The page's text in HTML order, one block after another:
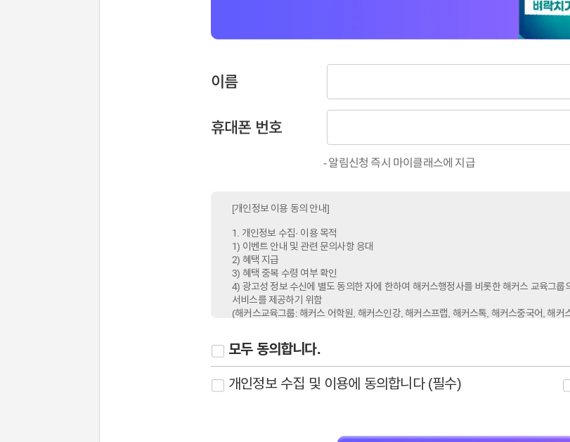
이름
휴대폰 번호
- 알림신청 즉시 마이클래스에 지급
[개인정보 이용 동의 안내]
1. 개인정보 수집· 이용 목적
1) 이벤트 안내 및 관련 문의사항 응대
2) 혜택 지급
3) 혜택 중복 수령 여부 확인
4) 광고성 정보 수신에 별도 동의한 자에 한하여 해커스행정사를 비롯한 해커스 교육그
서비스를 제공하기 위함
(해커스교육그룹: 해커스 어학원, 해커스인강, 해커스프랩, 해커스톡, 해커스중국어, 해
2. 개인정보 수집·이용 항목: 이름, 휴대폰번호, 수험표 이미지, 수험번호
3. 개인정보 보유/이용 기간: 수집한 개인정보는 회원 탈퇴 시까지 보관합니다. 단, 이벤
니다.
모두 동의합니다.
개인정보 수집 및 이용에 동의합니다 (필수)